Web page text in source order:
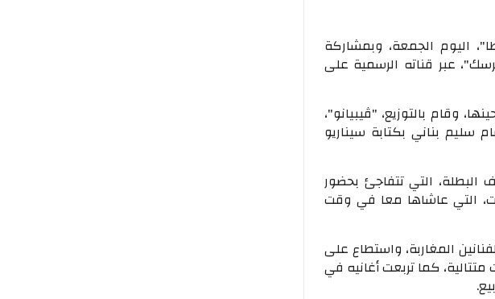
اليوم الجمعة، وبمشاركة
عبر قناته الرسمية على
وقام بالتوزيع، "ڤيبيانو"،
سليم بناني بكتابة سيناريو
التي تتفاجئ بحضور
التي عاشاها معا في وقت
المغاربة، واستطاع على
كما تربعت أغانيه في